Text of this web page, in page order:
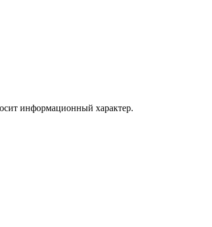
информационный характер.